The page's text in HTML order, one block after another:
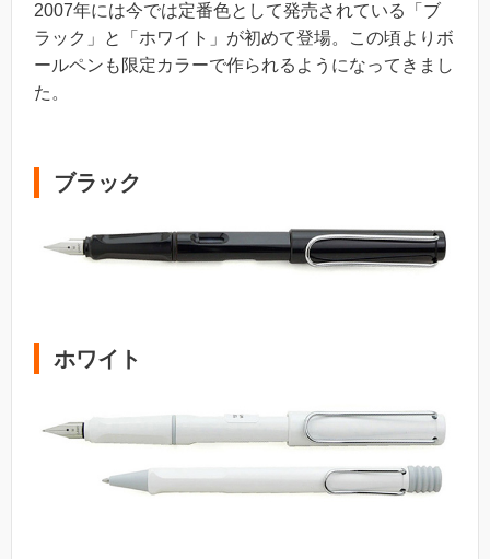
2007年には今では定番色として発売されている「ブ
ラック」と「ホワイト」が初めて登場。この頃よりボ
ールペンも限定カラーで作られるようになってきまし
た。
ブラック
ホワイト